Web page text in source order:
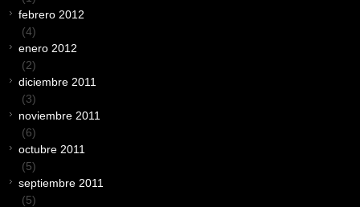
febrero 2012
(4)
enero 2012
(2)
diciembre 2011
(3)
noviembre 2011
(6)
octubre 2011
(5)
septiembre 2011
(5)